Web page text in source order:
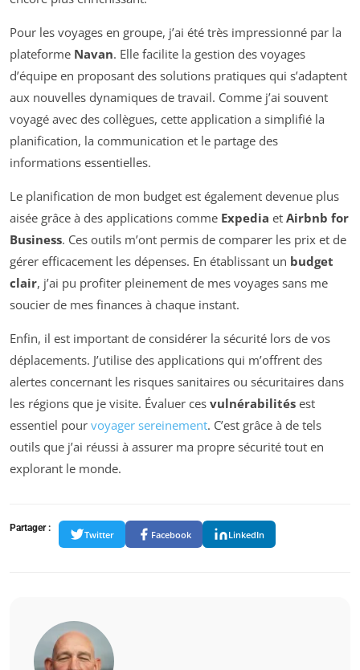
Pour les voyages en groupe, j’ai été très impressionné par la
plateforme Navan. Elle facilite la gestion des voyages
d’équipe en proposant des solutions pratiques qui s’adaptent
aux nouvelles dynamiques de travail. Comme j’ai souvent
voyagé avec des collègues, cette application a simplifié la
planification, la communication et le partage des
informations essentielles.
Le planification de mon budget est également devenue plus
aisée grâce à des applications comme Expedia et Airbnb for
Business. Ces outils m’ont permis de comparer les prix et de
gérer efficacement les dépenses. En établissant un budget
clair, j’ai pu profiter pleinement de mes voyages sans me
soucier de mes finances à chaque instant.
Enfin, il est important de considérer la sécurité lors de vos
déplacements. J’utilise des applications qui m’offrent des
alertes concernant les risques sanitaires ou sécuritaires dans
les régions que je visite. Évaluer ces vulnérabilités est
essentiel pour voyager sereinement. C’est grâce à de tels
outils que j’ai réussi à assurer ma propre sécurité tout en
explorant le monde.
Partager :
Twitter Facebook LinkedIn